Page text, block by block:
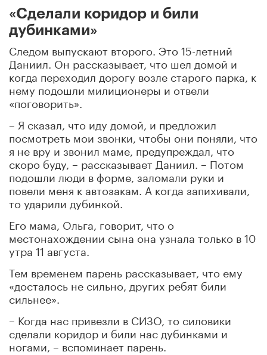
«Сделали коридор и били
дубинками»
Следом выпускают второго. Это 15-летний
Даниил. Он рассказывает, что шел домой и
когда переходил дорогу возле старого парка, к
нему подошли милиционеры и отвели
«поговорить».
– Я сказал, что иду домой, и предложил
посмотреть мои звонки, чтобы они поняли, что
я не вру и звонил маме, предупреждал, что
скоро буду, – рассказывает Даниил. – Потом
подошли люди в форме, заломали руки и
повели меня к автозакам. А когда запихивали,
то ударили дубинкой.
Его мама, Ольга, говорит, что о
местонахождении сына она узнала только в 10
утра 11 августа.
Тем временем парень рассказывает, что ему
«досталось не сильно, других ребят били
сильнее».
– Когда нас привезли в СИЗО, то силовики
сделали коридор и били нас дубинками и
ногами, – вспоминает парень.